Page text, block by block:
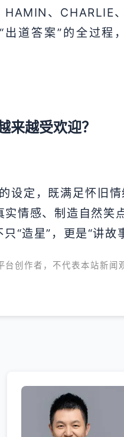
HAMIN、CHARLIE
道答案”的全过程
来越受欢迎？
设定，既满足怀旧
实情感、制造自然笑
造星”，更是“讲故事
台创作者，不代表本站新闻